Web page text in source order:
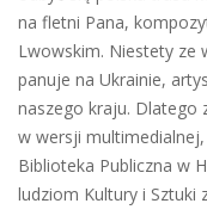
na fletni Pana,
Lwowskim. Niestety ze
panuje na Ukrainie,
naszego kraju. Dlatego
w wersji
Biblioteka Publiczna w
ludziom Kultury i Sztuki